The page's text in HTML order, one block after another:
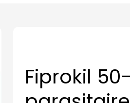
Fiprokil